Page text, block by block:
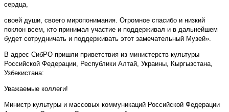
сердца,
своей души, своего миропонимания. Огромное спасибо и низкий
поклон всем, кто принимал участие и поддерживал и в дальнейшем
будет сотрудничать и поддерживать этот замечательный Музей».
В адрес СибРО пришли приветствия из министерств культуры
Российской Федерации, Республики Алтай, Украины, Кыргызстана,
Узбекистана:
Уважаемые коллеги!
Министр культуры и массовых коммуникаций Российской Федерации